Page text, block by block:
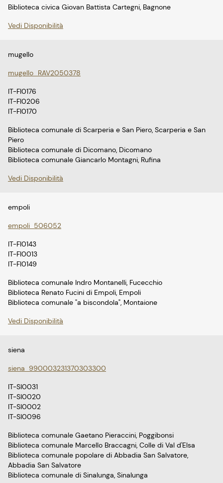
Biblioteca civica Giovan Battista Cartegni, Bagnone
Vedi Disponibilità
mugello
mugello_RAV2050378
IT-FI0176
IT-FI0206
IT-FI0170
Biblioteca comunale di Scarperia e San Piero, Scarperia e San
Piero
Biblioteca comunale di Dicomano, Dicomano
Biblioteca comunale Giancarlo Montagni, Rufina
Vedi Disponibilità
empoli
empoli_506052
IT-FI0143
IT-FI0013
IT-FI0149
Biblioteca comunale Indro Montanelli, Fucecchio
Biblioteca Renato Fucini di Empoli, Empoli
Biblioteca comunale "a biscondola", Montaione
Vedi Disponibilità
siena
siena_990003231370303300
IT-SI0031
IT-SI0020
IT-SI0002
IT-SI0096
Biblioteca comunale Gaetano Pieraccini, Poggibonsi
Biblioteca comunale Marcello Braccagni, Colle di Val d'Elsa
Biblioteca comunale popolare di Abbadia San Salvatore,
Abbadia San Salvatore
Biblioteca comunale di Sinalunga, Sinalunga